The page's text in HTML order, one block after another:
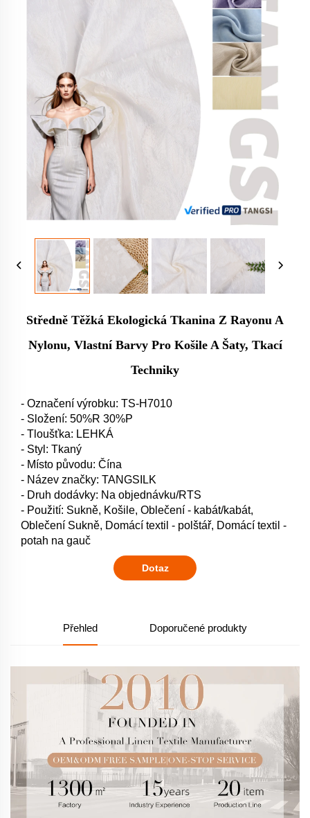
Středně Těžká Ekologická Tkanina Z Rayonu A
Nylonu, Vlastní Barvy Pro Košile A Šaty, Tkací
Techniky
- Označení výrobku: TS-H7010
- Složení: 50%R 30%P
- Tloušťka: LEHKÁ
- Styl: Tkaný
- Místo původu: Čína
- Název značky: TANGSILK
- Druh dodávky: Na objednávku/RTS
- Použití: Sukně, Košile, Oblečení - kabát/kabát,
Oblečení Sukně, Domácí textil - polštář, Domácí textil -
potah na gauč
Dotaz
Přehled Doporučené produkty